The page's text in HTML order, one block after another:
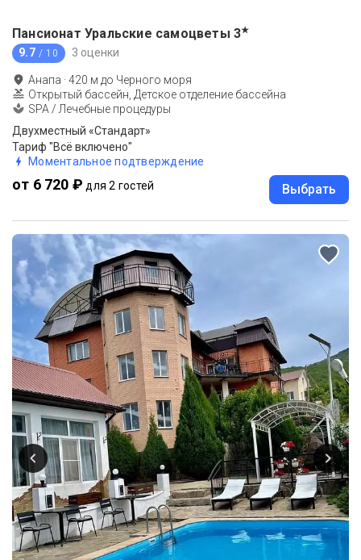
Пансионат Уральские самоцветы 3★
9.7 / 10 3 оценки
Анапа ·420 м до Черного моря
Открытый бассейн, Детское отделение бассейна
SPA / Лечебные процедуры
Двухместный «Стандарт»
Тариф "Всё включено"
Моментальное подтверждение
от 6 720 ₽ для 2 гостей Выбрать